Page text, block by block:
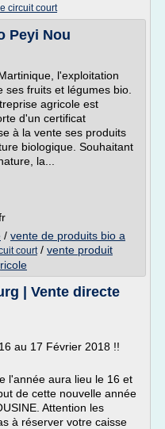
circuit court
Peyi Nou
l'exploitation
ses fruits et légumes bio.
agricole est
d'un certificat
à la vente ses produits
biologique. Souhaitant
la...
/ vente de produits bio a
court/ vente produit
| Vente directe
au 17 Février 2018 !!
l'année aura lieu le 16 et
de cette nouvelle année
Attention les
à réserver votre caisse